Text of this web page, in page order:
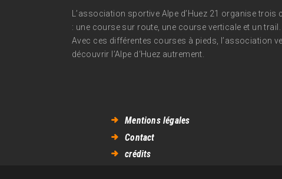
L’association sportive Alpe d’Huez 21 organise
: une course sur route, une course verticale et un trail.
Avec ces différentes courses à pieds, l’association
découvrir l’Alpe d‘Huez autrement.
Mentions légales
Contact
crédits